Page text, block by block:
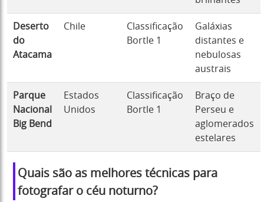
Deserto
do
Atacama
Chile
Classificação
Bortle 1
Galáxias
distantes e
nebulosas
austrais
Parque
Nacional
Big Bend
Estados
Unidos
Classificação
Bortle 1
Braço de
Perseu e
aglomerados
estelares
Quais são as melhores técnicas para
fotografar o céu noturno?